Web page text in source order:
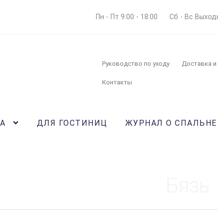
Пн - Пт 9:00 - 18:00 Сб - Вс
Руководство по уходу Доставка и
Контакты
ДЛЯ ГОСТИНИЦ ЖУРНАЛ О СПАЛЬНЕ